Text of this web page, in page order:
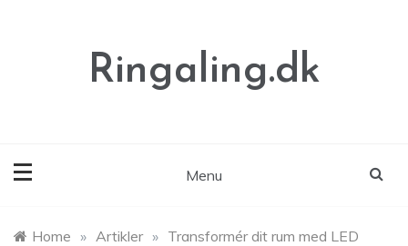
Ringaling.dk
Menu
Home » Artikler » Transformér dit rum med LED